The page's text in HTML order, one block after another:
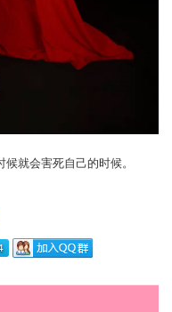
就会害死自己的时候。